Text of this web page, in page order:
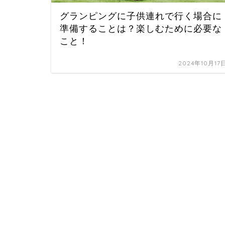
グランピングに子供連れで行く場合に
準備することは？楽しむために必要な
こと！
2024年10月17